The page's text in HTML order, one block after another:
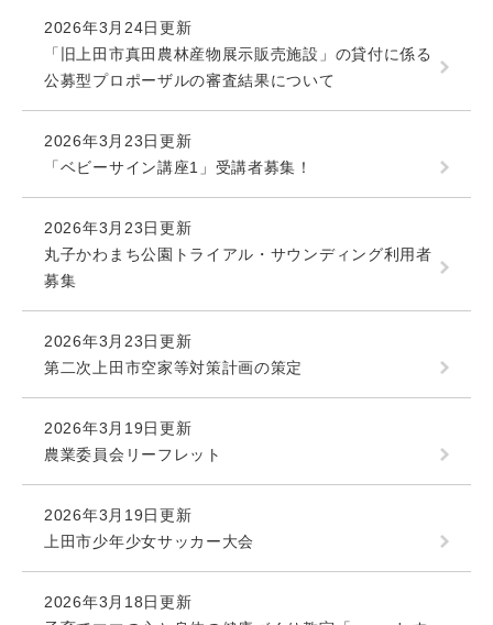
2026年3月24日更新
「旧上田市真田農林産物展示販売施設」の貸付に係る
公募型プロポーザルの審査結果について
2026年3月23日更新
「ベビーサイン講座1」受講者募集！
2026年3月23日更新
丸子かわまち公園トライアル・サウンディング利用者
募集
2026年3月23日更新
第二次上田市空家等対策計画の策定
2026年3月19日更新
農業委員会リーフレット
2026年3月19日更新
上田市少年少女サッカー大会
2026年3月18日更新